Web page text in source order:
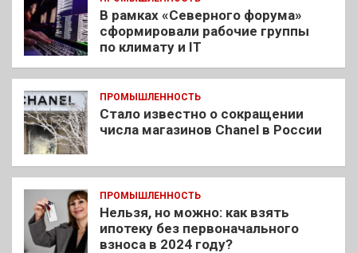
В рамках «Северного форума»
сформировали рабочие группы
по климату и IT
ПРОМЫШЛЕННОСТЬ
Стало известно о сокращении
числа магазинов Chanel в России
ПРОМЫШЛЕННОСТЬ
Нельзя, но можно: как взять
ипотеку без первоначального
взноса в 2024 году?